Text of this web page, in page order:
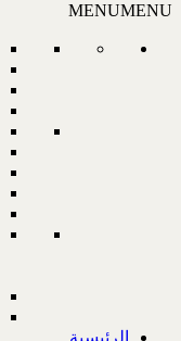
MENUMENU
الرئيسية